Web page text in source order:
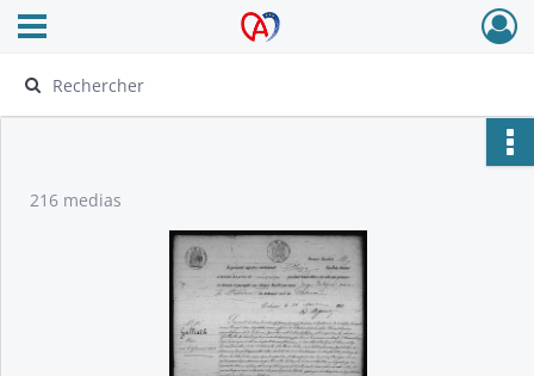
Archives Alsace - Colmar
Ouvrir le menu déroulant
216 medias